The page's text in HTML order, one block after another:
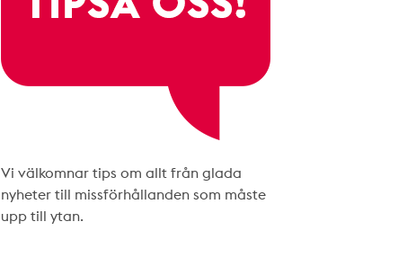
Vi välkomnar tips om allt från glada
nyheter till missförhållanden som måste
upp till ytan.